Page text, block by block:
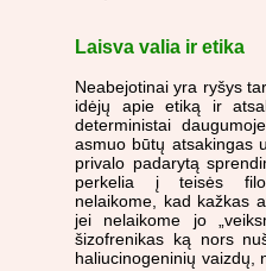
Laisva valia ir etika
Neabejotinai yra ryšys
idėjų apie etiką ir
deterministai
asmuo būtų atsakingas
privalo padarytą
perkelia į teisės
nelaikome, kad kažkas
jei nelaikome jo
šizofrenikas ką nors
haliucinogeninių vaizdų,